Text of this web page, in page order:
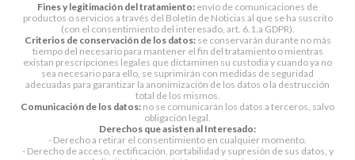
Fines y legitimación del tratamiento: envío de comunicaciones de
productos o servicios a través del Boletín de Noticias al que se ha suscrito
(con el consentimiento del interesado, art. 6.1.a GDPR).
Criterios de conservación de los datos:se conservarán durante no más
tiempo del necesario para mantener el fin del tratamiento o mientras
existan prescripciones legales que dictaminen su custodia y cuando ya no
sea necesario para ello, se suprimirán con medidas de seguridad
adecuadas para garantizar la anonimización de los datos o la destrucción
total de los mismos.
Comunicación de los datos: no se comunicarán los datos a terceros, salvo
obligación legal.
Derechos que asisten al Interesado:
- Derecho a retirar el consentimiento en cualquier momento.
- Derecho de acceso, rectificación, portabilidad y supresión de sus datos, y